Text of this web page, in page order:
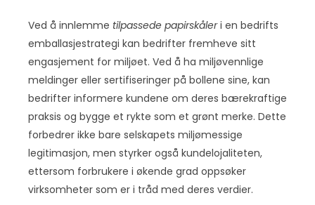
Ved å innlemme tilpassede papirskåleri en bedrifts
emballasjestrategi kan bedrifter fremheve sitt
engasjement for miljøet. Ved å ha miljøvennlige
meldinger eller sertifiseringer på bollene sine, kan
bedrifter informere kundene om deres bærekraftige
praksis og bygge et rykte som et grønt merke. Dette
forbedrer ikke bare selskapets miljømessige
legitimasjon, men styrker også kundelojaliteten,
ettersom forbrukere i økende grad oppsøker
virksomheter som er i tråd med deres verdier.